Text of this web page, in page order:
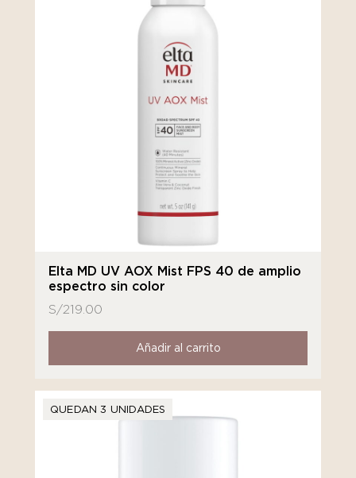
Elta MD UV AOX Mist FPS 40 de amplio
espectro sin color
S/219.00
Añadir al carrito
QUEDAN 3 UNIDADES